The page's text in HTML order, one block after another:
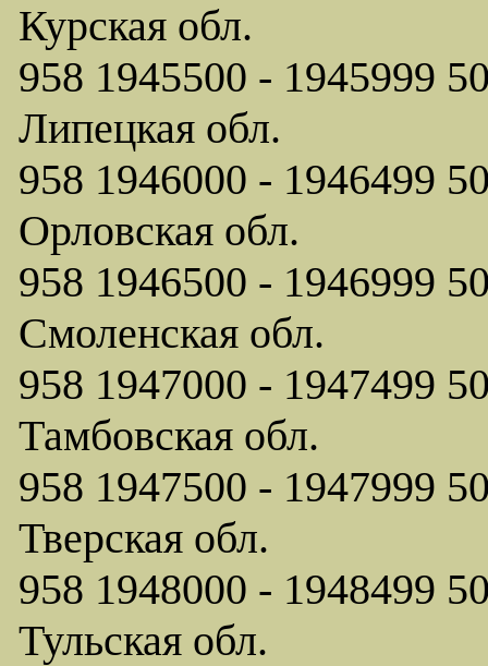
Курская обл.
958 1945500 -
Липецкая обл.
958 1946000 -
Орловская обл.
958 1946500 -
Смоленская обл.
958 1947000 -
Тамбовская обл.
958 1947500 -
Тверская обл.
958 1948000 -
Тульская обл.